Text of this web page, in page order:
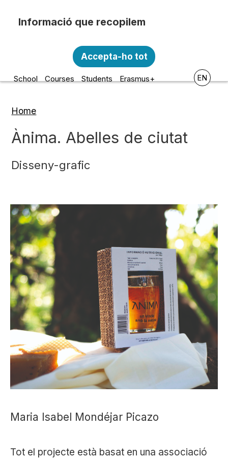
Escola d'Art i Disseny de la
Diputació a Tarragona
School Courses Students Erasmus+ EN
Home
Ànima. Abelles de ciutat
Disseny-grafic
Maria Isabel Mondéjar Picazo
Tot el projecte està basat en una associació
personal amb les següents finalitats:
Funcionalitat, Analítica.
Accepta-ho tot